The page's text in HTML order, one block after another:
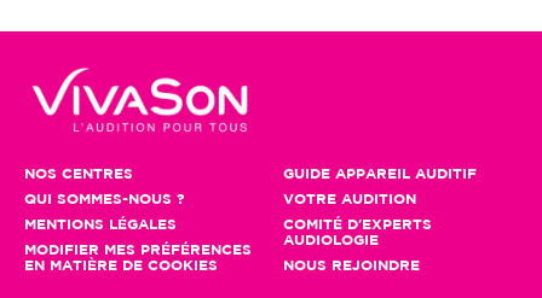
NOS CENTRES
QUI SOMMES-NOUS ?
MENTIONS LÉGALES
MODIFIER MES PRÉFÉRENCES
EN MATIÈRE DE COOKIES
GUIDE APPAREIL AUDITIF
VOTRE AUDITION
COMITÉ D'EXPERTS
AUDIOLOGIE
NOUS REJOINDRE